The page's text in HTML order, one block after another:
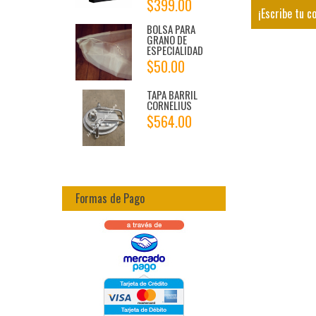
$399.00
BOLSA PARA
GRANO DE
ESPECIALIDAD
$50.00
TAPA BARRIL
CORNELIUS
$564.00
Formas de Pago
¡Escribe tu